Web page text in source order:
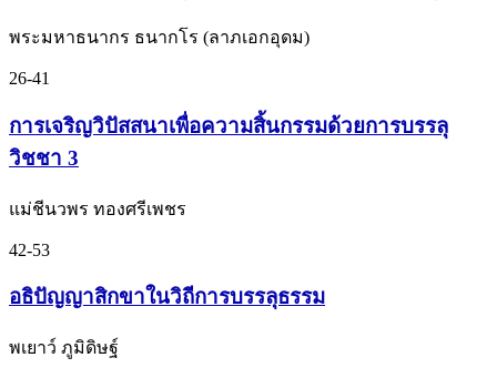
พระมหาธนากร ธนากโร (ลาภเอกอุดม)
26-41
การเจริญวิปัสสนาเพื่อความสิ้นกรรมด้วยการบรรลุ
วิชชา 3
แม่ชีนวพร ทองศรีเพชร
42-53
อธิปัญญาสิกขาในวิถีการบรรลุธรรม
พเยาว์ ภูมิดิษฐ์